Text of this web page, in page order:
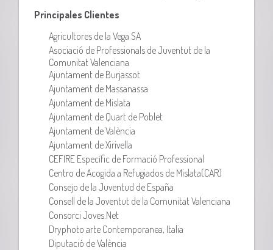
Principales Clientes
Agricultores de la Vega SA
Asociació de Professionals de Juventut de la
Comunitat Valenciana
Ajuntament de Burjassot
Ajuntament de Massanassa
Ajuntament de Mislata
Ajuntament de Quart de Poblet
Ajuntament de València
Ajuntament de Xirivella
CEFIRE Específic de Formació Professional
Centro de Acogida a Refugiados de Mislata(CAR)
Consejo de la Juventud de España
Consell de la Joventut de la Comunitat Valenciana
Consorci Joves.Net
Dryphoto arte Contemporanea, Italia
Diputació de València